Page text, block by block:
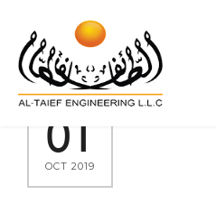
01
OCT 2019